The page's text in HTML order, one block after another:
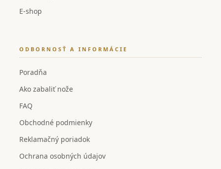
E-shop
ODBORNOSŤ A INFORMÁCIE
Poradňa
Ako zabaliť nože
FAQ
Obchodné podmienky
Reklamačný poriadok
Ochrana osobných údajov